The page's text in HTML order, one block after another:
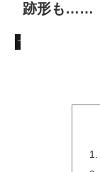
跡形も……
つぶやき